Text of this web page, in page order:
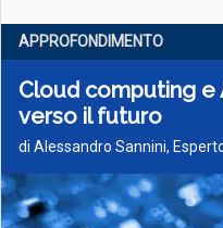
APPROFONDIMENTO
Cloud computing e
verso il futuro
di Alessandro Sannini,